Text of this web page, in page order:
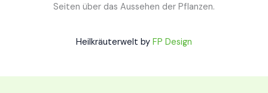
Seiten über das Aussehen der Pflanzen.
Heilkräuterwelt by FP Design